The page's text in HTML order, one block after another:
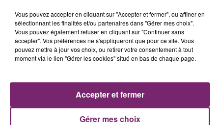
Vous pouvez accepter en cliquant sur "Accepter et fermer", ou affiner en
sélectionnant les finalités et/ou partenaires dans "Gérer mes choix".
Vous pouvez également refuser en cliquant sur "Continuer sans
accepter". Vos préférences ne s'appliqueront que pour ce site. Vous
pouvez mettre à jour vos choix, ou retirer votre consentement à tout
moment via le lien "Gérer les cookies" situé en bas de chaque page.
Gérer mes choix
Accepter et fermer